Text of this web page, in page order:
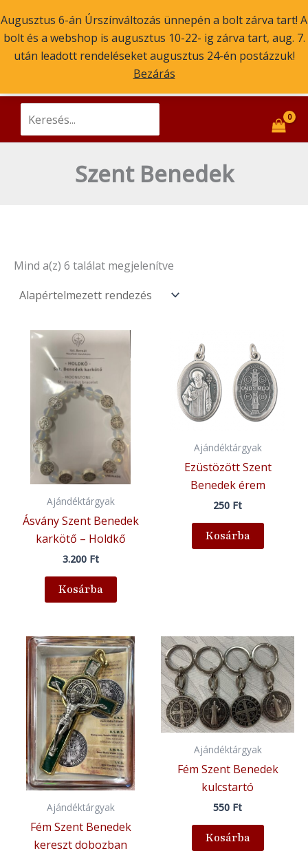
Augusztus 6-án Úrszínváltozás ünnepén a bolt zárva tart! A
bolt és a webshop is augusztus 10-22- ig zárva tart, aug. 7.
után leadott rendeléseket augusztus 24-én postázzuk!
Bezárás
to
content
Szent Atanáz Könyv- és Kegytárgybolt
ikonok, könyvek, kegytárgyak
Main
for:
Szent Benedek
Mind a(z) 6 találat megjelenítve
Ajándéktárgyak
Ásvány Szent Benedek
karkötő – Holdkő
3.200 Ft
Kosárba
Ajándéktárgyak
Ezüstözött Szent
Benedek érem
250 Ft
Kosárba
Ajándéktárgyak
Fém Szent Benedek
kereszt dobozban
Ajándéktárgyak
Fém Szent Benedek
kulcstartó
550 Ft
Kosárba